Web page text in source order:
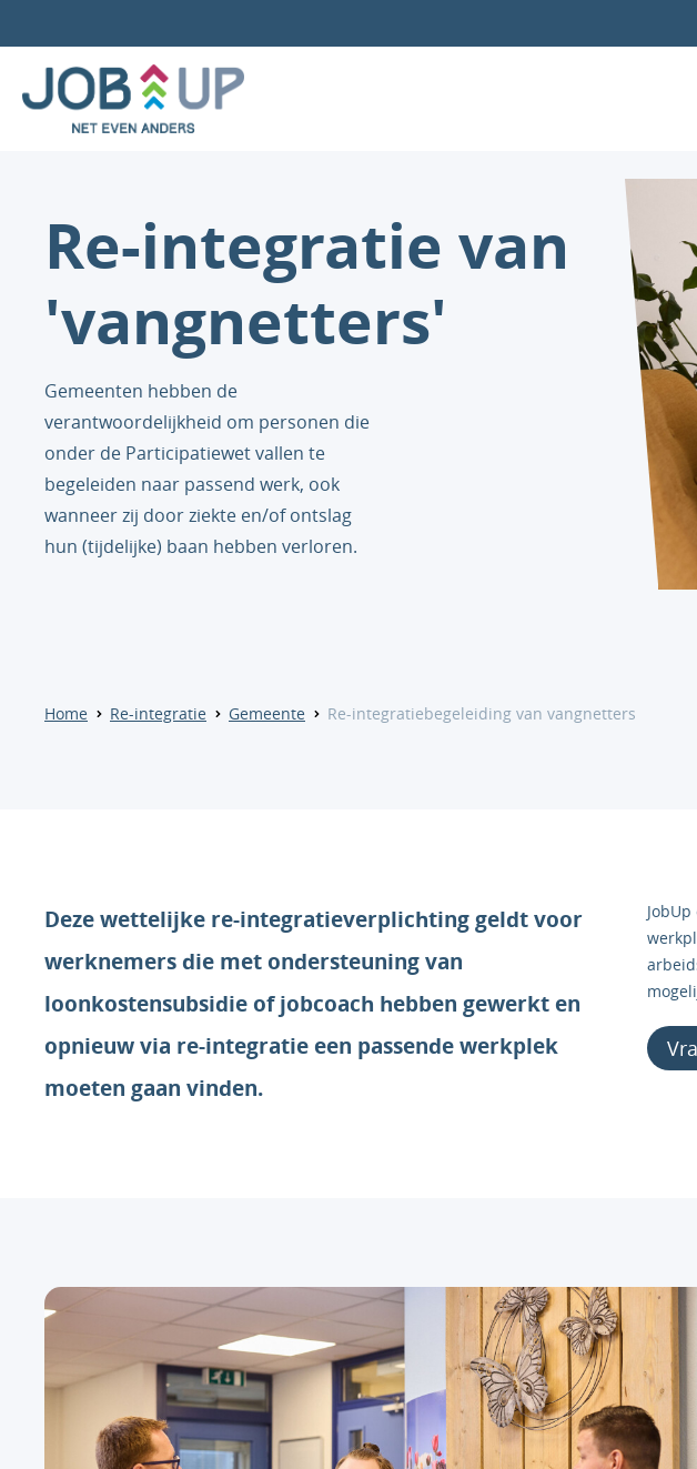
Re-integratie van
'vangnetters'
Gemeenten hebben de
verantwoordelijkheid om personen die
onder de Participatiewet vallen te
begeleiden naar passend werk, ook
wanneer zij door ziekte en/of ontslag
hun (tijdelijke) baan hebben verloren.
Home Re-integratie Gemeente Re-integratiebegeleiding van vangnetters
Deze wettelijke re-integratieverplichting geldt voor
werknemers die met ondersteuning van
loonkostensubsidie of jobcoach hebben gewerkt en
opnieuw via re-integratie een passende werkplek
moeten gaan vinden.